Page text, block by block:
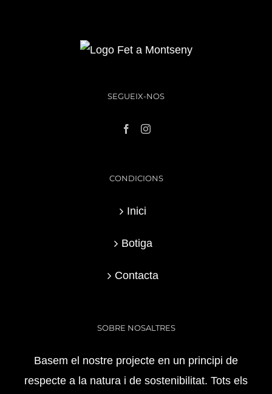
SEGUEIX-NOS
CONDICIONS
Inici
Botiga
Contacta
SOBRE NOSALTRES
Basem el nostre projecte en un principi de
respecte a la natura i de sostenibilitat. Tots els